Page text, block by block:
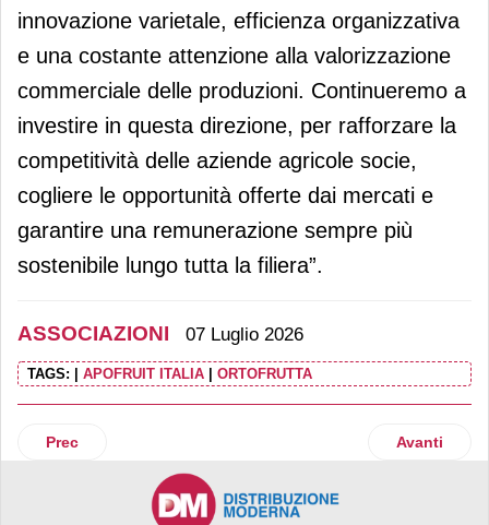
innovazione varietale, efficienza organizzativa
e una costante attenzione alla valorizzazione
commerciale delle produzioni. Continueremo a
investire in questa direzione, per rafforzare la
competitività delle aziende agricole socie,
cogliere le opportunità offerte dai mercati e
garantire una remunerazione sempre più
sostenibile lungo tutta la filiera”.
ASSOCIAZIONI 07 Luglio 2026
TAGS: APOFRUIT ITALIA ORTOFRUTTA
Articolo precedente: Il Consorzio Cacciatore Italiano
Prec Articolo
Avanti